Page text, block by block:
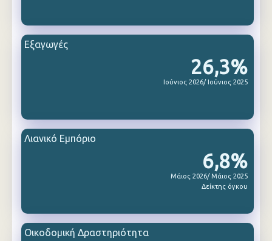
26,3%
Ιούνιος 2026/ Ιούνιος 2025
Εξαγωγές
6,8%
Μάιος 2026/ Μάιος 2025
Δείκτης όγκου
Λιανικό Εμπόριο
Οικοδομική Δραστηριότητα